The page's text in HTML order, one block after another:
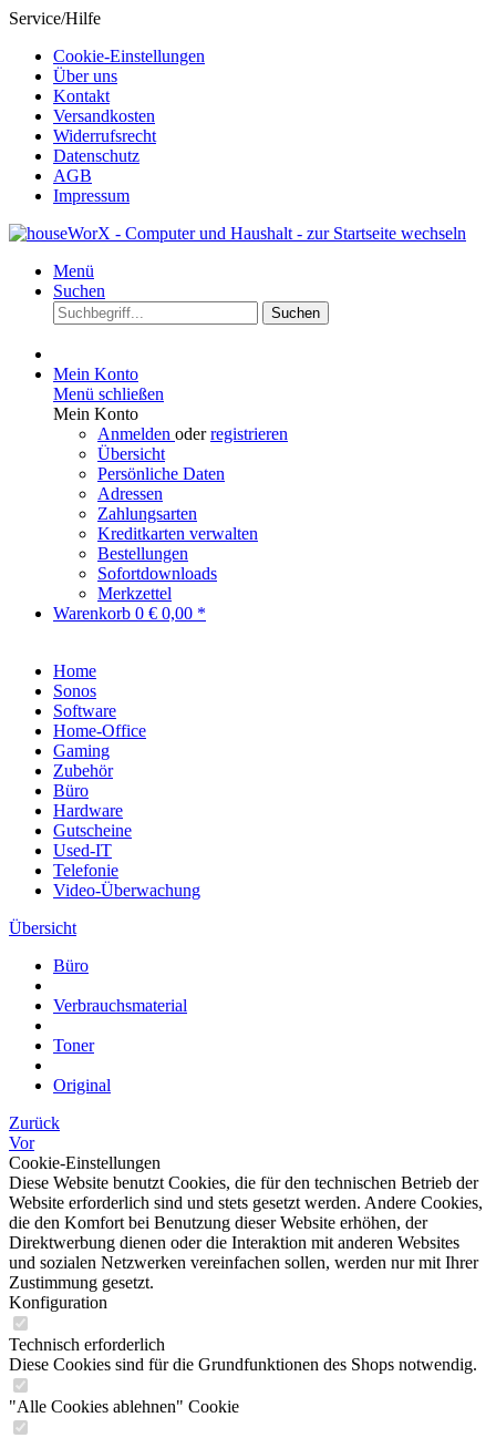
Service/Hilfe
Cookie-Einstellungen
Über uns
Kontakt
Versandkosten
Widerrufsrecht
Datenschutz
AGB
Impressum
Menü
Suchen
Suchen
Mein Konto
Menü schließen
Mein Konto
Anmelden oderregistrieren
Übersicht
Persönliche Daten
Adressen
Zahlungsarten
Kreditkarten verwalten
Bestellungen
Sofortdownloads
Merkzettel
Warenkorb 0 € 0,00 *
Home
Sonos
Software
Home-Office
Gaming
Zubehör
Büro
Hardware
Gutscheine
Used-IT
Telefonie
Video-Überwachung
Übersicht
Büro
Verbrauchsmaterial
Toner
Original
Zurück
Vor
Cookie-Einstellungen
Diese Website benutzt Cookies, die für den technischen Betrieb der
Website erforderlich sind und stets gesetzt werden. Andere Cookies,
die den Komfort bei Benutzung dieser Website erhöhen, der
Direktwerbung dienen oder die Interaktion mit anderen Websites
und sozialen Netzwerken vereinfachen sollen, werden nur mit Ihrer
Zustimmung gesetzt.
Konfiguration
Technisch erforderlich
Diese Cookies sind für die Grundfunktionen des Shops notwendig.
"Alle Cookies ablehnen" Cookie